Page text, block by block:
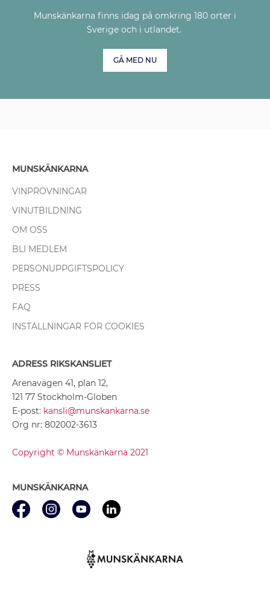
Munskänkarna finns idag på omkring 180 orter i
Sverige och i utlandet.
GÅ MED NU
MUNSKÄNKARNA
VINPROVNINGAR
VINUTBILDNING
OM OSS
BLI MEDLEM
PERSONUPPGIFTSPOLICY
PRESS
FAQ
INSTÄLLNINGAR FÖR COOKIES
ADRESS RIKSKANSLIET
Arenavägen 41, plan 12,
121 77 Stockholm-Globen
E-post: kansli@munskankarna.se
Org nr: 802002-3613
Copyright © Munskänkarna 2021
MUNSKÄNKARNA